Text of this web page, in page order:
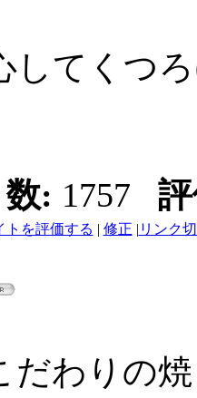
してくつ
: 1757
トを評価する | 修正 | リンク
だわりの